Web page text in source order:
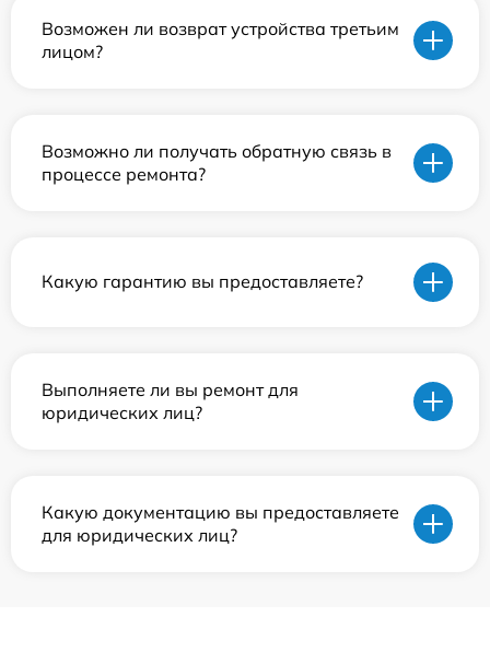
Возможен ли возврат устройства третьим
лицом?
Возможно ли получать обратную связь в
процессе ремонта?
Какую гарантию вы предоставляете?
Выполняете ли вы ремонт для
юридических лиц?
Какую документацию вы предоставляете
для юридических лиц?